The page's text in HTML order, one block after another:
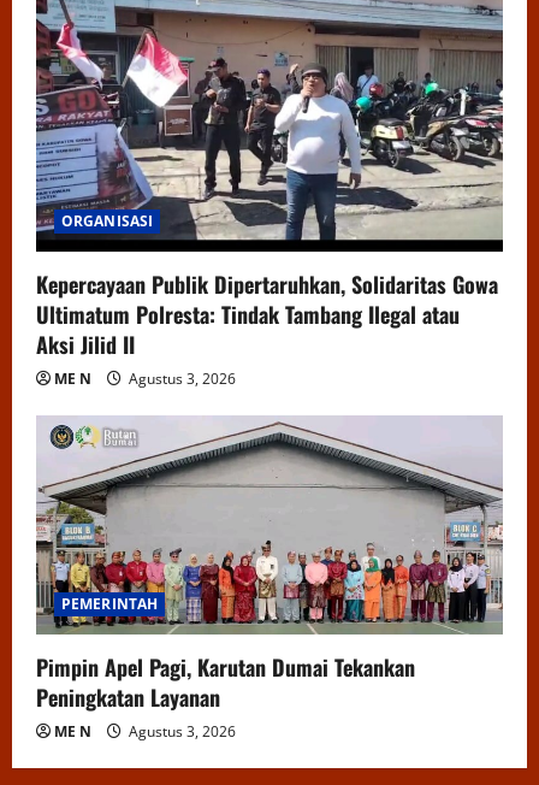
ORGANISASI
Kepercayaan Publik Dipertaruhkan, Solidaritas Gowa
Ultimatum Polresta: Tindak Tambang Ilegal atau
Aksi Jilid II
ME N Agustus 3, 2026
PEMERINTAH
Pimpin Apel Pagi, Karutan Dumai Tekankan
Peningkatan Layanan
ME N Agustus 3, 2026